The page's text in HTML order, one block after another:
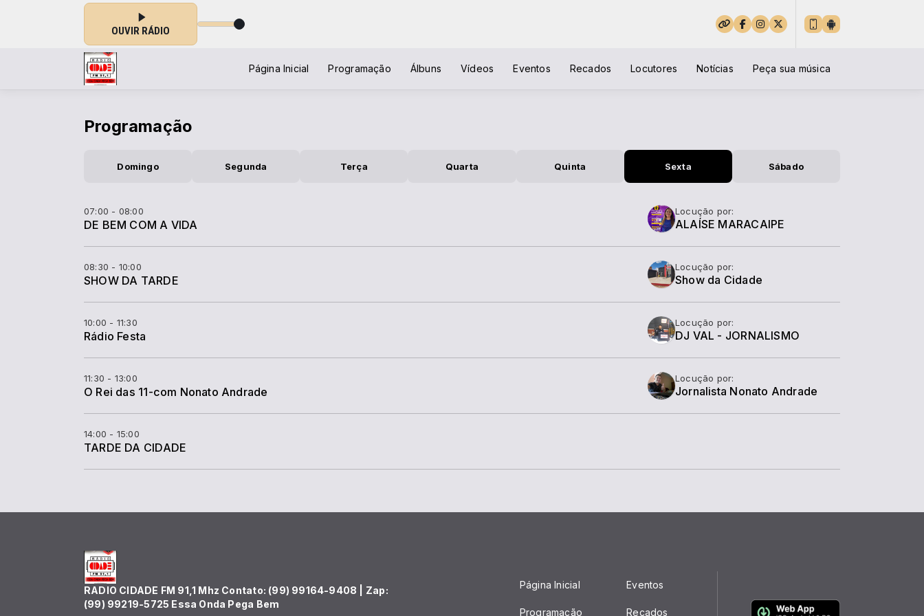
OUVIR RÁDIO
Página Inicial Programação Álbuns Vídeos Eventos Recados Locutores Notícias Peça sua música
Programação
Domingo Segunda Terça Quarta Quinta Sexta Sábado
07:00 - 08:00
DE BEM COM A VIDA
Locução por:
ALAÍSE MARACAIPE
08:30 - 10:00
SHOW DA TARDE
Locução por:
Show da Cidade
10:00 - 11:30
Rádio Festa
Locução por:
DJ VAL - JORNALISMO
11:30 - 13:00
O Rei das 11-com Nonato Andrade
Locução por:
Jornalista Nonato Andrade
14:00 - 15:00
TARDE DA CIDADE
RADIO CIDADE FM 91,1 Mhz Contato: (99) 99164-9408 | Zap:
(99) 99219-5725 Essa Onda Pega Bem
Página Inicial
Programação
Eventos
Recados